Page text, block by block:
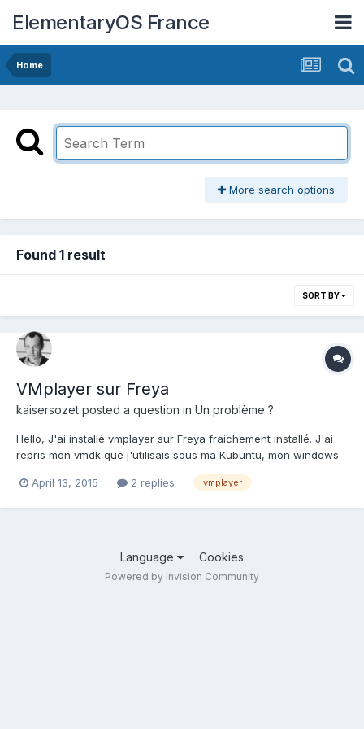
ElementaryOS France
Home
More search options
Found 1 result
SORT BY
VMplayer sur Freya
kaisersozet posted a question in Un problème ?
Hello, J'ai installé vmplayer sur Freya fraichement installé. J'ai
repris mon vmdk que j'utilisais sous ma Kubuntu, mon windows
ne fonctionnent pas donc impossible de naviguer sur Internet. Si
April 13, 2015 2 replies vmplayer
Language Cookies
Powered by Invision Community